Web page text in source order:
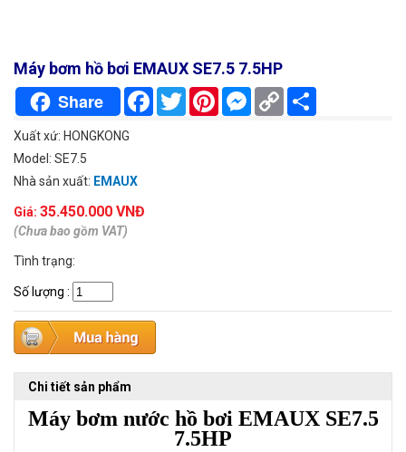
Máy bơm hồ bơi EMAUX SE7.5 7.5HP
Share FacebookTwitterPinterestMessenger
Copy
Link
Xuất xứ: HONGKONG
Model: SE7.5
Nhà sản xuất: EMAUX
Giá: 35.450.000 VNĐ
(Chưa bao gồm VAT)
Tình trạng:
Số lượng :
Chi tiết sản phẩm
Máy bơm nước hồ bơi EMAUX SE7.5
7.5HP